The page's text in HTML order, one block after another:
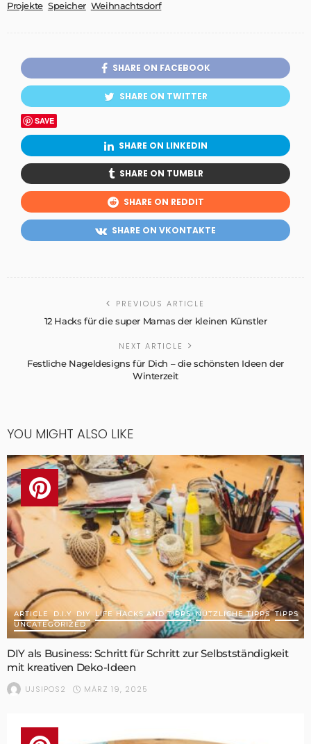
Projekte Speicher Weihnachtsdorf
SHARE ON FACEBOOK
SHARE ON TWITTER
SAVE
SHARE ON LINKEDIN
SHARE ON TUMBLR
SHARE ON REDDIT
SHARE ON VKONTAKTE
PREVIOUS ARTICLE
12 Hacks für die super Mamas der kleinen Künstler
NEXT ARTICLE
Festliche Nageldesigns für Dich – die schönsten Ideen der
Winterzeit
YOU MIGHT ALSO LIKE
ARTICLE D.I.Y DIY LIFE HACKS AND TIPPS NÜTZLICHE TIPPS TIPPS
UNCATEGORIZED
DIY als Business: Schritt für Schritt zur Selbstständigkeit
mit kreativen Deko-Ideen
UJSIPOS2 MÄRZ 19, 2025